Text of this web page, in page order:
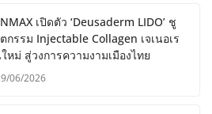
เปิดตัว ‘Deusaderm LIDO’ ชู
กรรม Injectable Collagen เจเนอเร
หม่ สู่วงการความงามเมืองไทย
06/2026